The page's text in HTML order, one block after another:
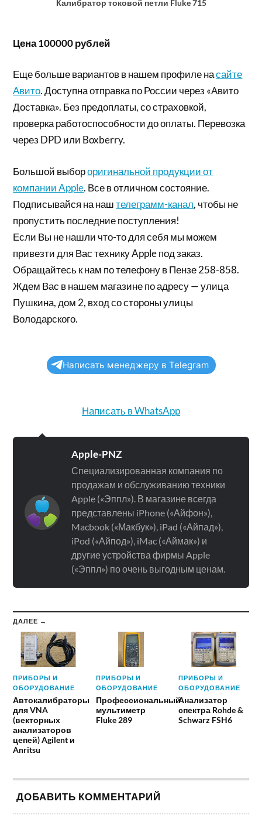
Калибратор токовой петли Fluke 715
Цена 100000 рублей
Еще больше вариантов в нашем профиле насайте
Авито. Доступна отправка по России через «Авито
Доставка». Без предоплаты, со страховкой,
проверка работоспособности до оплаты. Перевозка
через DPD или Boxberry.
Большой выбороригинальной продукции от
компании Apple. Все в отличном состояние.
Подписывайся на наштелеграмм-канал, чтобы не
пропустить последние поступления!
Если Вы не нашли что-то для себя мы можем
привезти для Вас технику Apple под заказ.
Обращайтесь к нам по телефону в Пензе 258-858.
Ждем Вас в нашем магазине по адресу — улица
Пушкина, дом 2, вход со стороны улицы
Володарского.
Написать менеджеру в Telegram
Написать в WhatsApp
Apple-PNZ
Специализированная компания по
продажам и обслуживанию техники
Apple («Эппл»). В магазине всегда
представлены iPhone («Айфон»),
Macbook («Макбук»), iPad («Айпад»),
iPod («Айпод»), iMac («Аймак») и
другие устройства фирмы Apple
(«Эппл») по очень выгодным ценам.
ДАЛЕЕ →
ПРИБОРЫ И
ОБОРУДОВАНИЕ
Автокалибраторы
для VNA
(векторных
анализаторов
цепей) Agilent и
Anritsu
ПРИБОРЫ И
ОБОРУДОВАНИЕ
Профессиональный
мультиметр
Fluke 289
ПРИБОРЫ И
ОБОРУДОВАНИЕ
Анализатор
спектра Rohde &
Schwarz FSH6
ДОБАВИТЬ КОММЕНТАРИЙ